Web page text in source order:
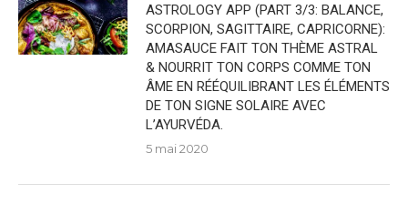
ASTROLOGY APP (PART 3/3: BALANCE,
SCORPION, SAGITTAIRE, CAPRICORNE):
AMASAUCE FAIT TON THÈME ASTRAL
& NOURRIT TON CORPS COMME TON
ÂME EN RÉÉQUILIBRANT LES ÉLÉMENTS
DE TON SIGNE SOLAIRE AVEC
L’AYURVÉDA.
5 mai 2020